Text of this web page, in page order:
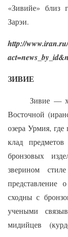
«Зивийе» близ
Зарэи.
http://
ЗИВИЕ
Зивие — холм
Восточной
озера Урмия,
клад
бронзовых
зверином
представление
сходны с
учеными
мидийцев